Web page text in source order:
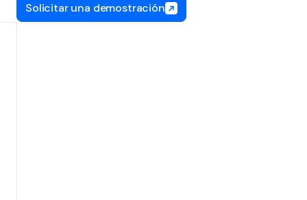
Solicitar una demostración